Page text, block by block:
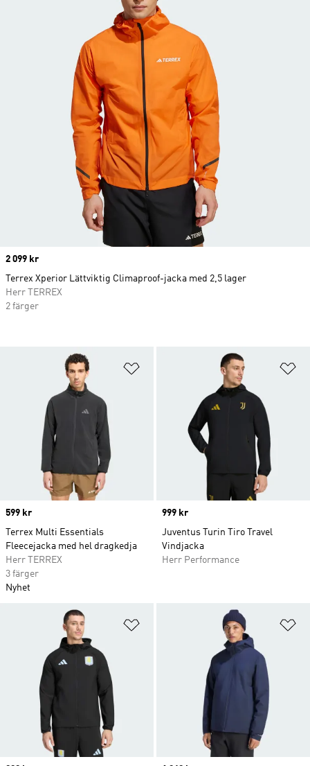
Lägg till på önskelistan
Price
599 kr
Terrex Multi Essentials
Fleecejacka med hel dragkedja
Herr TERREX
3 färger
Nyhet
Price
999 kr
Juventus Turin Tiro Travel
Vindjacka
Herr Performance
Lägg till på önskelistan
Price
2 099 kr
Terrex Xperior Lättviktig Climaproof-jacka med 2,5 lager
Herr TERREX
2 färger